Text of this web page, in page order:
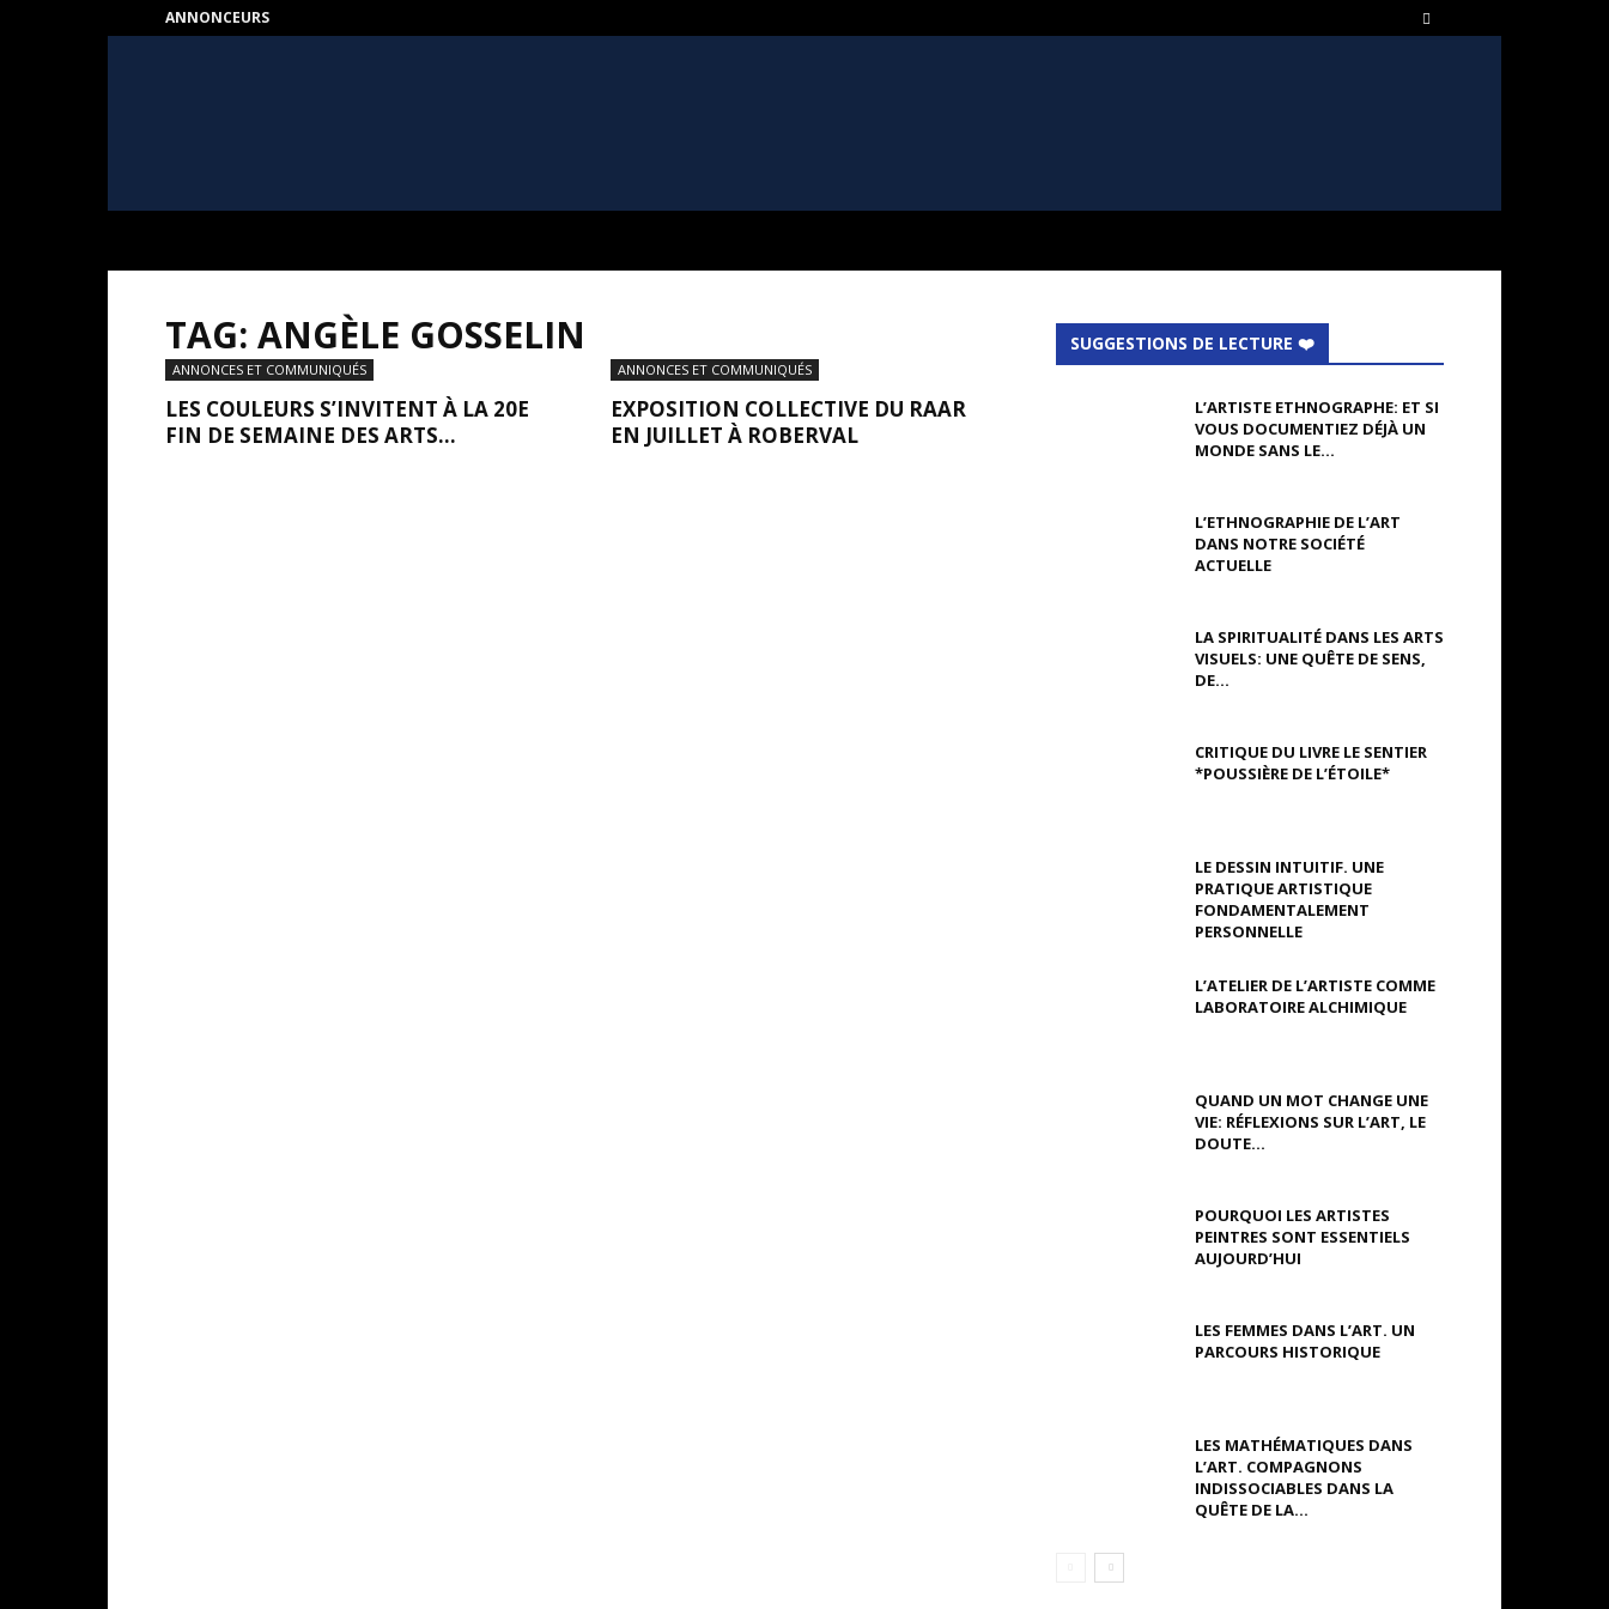
ANNONCEURS
l'Art
TAG: ANGÈLE GOSSELIN
ANNONCES ET COMMUNIQUÉS
LES COULEURS S’INVITENT À LA 20E
FIN DE SEMAINE DES ARTS...
ANNONCES ET COMMUNIQUÉS
EXPOSITION COLLECTIVE DU RAAR
EN JUILLET À ROBERVAL
SUGGESTIONS DE LECTURE ❤️
L’ARTISTE ETHNOGRAPHE: ET SI
VOUS DOCUMENTIEZ DÉJÀ UN
MONDE SANS LE...
L’ETHNOGRAPHIE DE L’ART
DANS NOTRE SOCIÉTÉ
ACTUELLE
LA SPIRITUALITÉ DANS LES ARTS
VISUELS: UNE QUÊTE DE SENS,
DE...
CRITIQUE DU LIVRE LE SENTIER
*POUSSIÈRE DE L’ÉTOILE*
LE DESSIN INTUITIF. UNE
PRATIQUE ARTISTIQUE
FONDAMENTALEMENT
PERSONNELLE
L’ATELIER DE L’ARTISTE COMME
LABORATOIRE ALCHIMIQUE
QUAND UN MOT CHANGE UNE
VIE: RÉFLEXIONS SUR L’ART, LE
DOUTE...
POURQUOI LES ARTISTES
PEINTRES SONT ESSENTIELS
AUJOURD’HUI
LES FEMMES DANS L’ART. UN
PARCOURS HISTORIQUE
LES MATHÉMATIQUES DANS
L’ART. COMPAGNONS
INDISSOCIABLES DANS LA
QUÊTE DE LA...